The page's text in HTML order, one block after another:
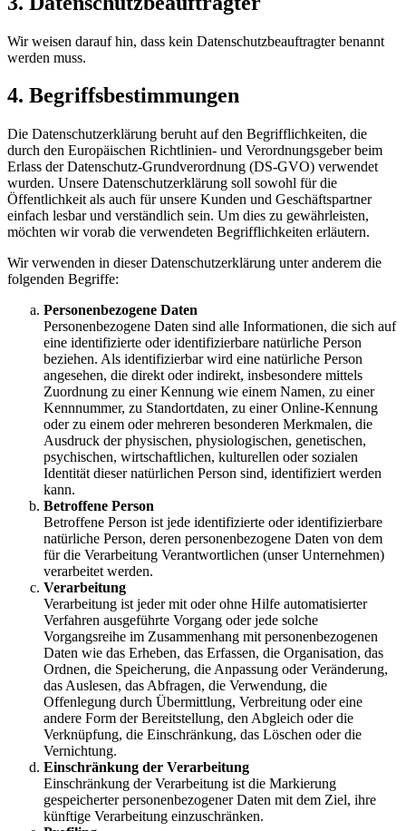
Wir weisen darauf hin, dass kein Datenschutzbeauftragter benannt
werden muss.
4. Begriffsbestimmungen
Die Datenschutzerklärung beruht auf den Begrifflichkeiten, die
durch den Europäischen Richtlinien- und Verordnungsgeber beim
Erlass der Datenschutz-Grundverordnung (DS-GVO) verwendet
wurden. Unsere Datenschutzerklärung soll sowohl für die
Öffentlichkeit als auch für unsere Kunden und Geschäftspartner
einfach lesbar und verständlich sein. Um dies zu gewährleisten,
möchten wir vorab die verwendeten Begrifflichkeiten erläutern.
Wir verwenden in dieser Datenschutzerklärung unter anderem die
folgenden Begriffe:
Personenbezogene Daten
Personenbezogene Daten sind alle Informationen, die sich auf
eine identifizierte oder identifizierbare natürliche Person
beziehen. Als identifizierbar wird eine natürliche Person
angesehen, die direkt oder indirekt, insbesondere mittels
Zuordnung zu einer Kennung wie einem Namen, zu einer
Kennnummer, zu Standortdaten, zu einer Online-Kennung
oder zu einem oder mehreren besonderen Merkmalen, die
Ausdruck der physischen, physiologischen, genetischen,
psychischen, wirtschaftlichen, kulturellen oder sozialen
Identität dieser natürlichen Person sind, identifiziert werden
kann.
Betroffene Person
Betroffene Person ist jede identifizierte oder identifizierbare
natürliche Person, deren personenbezogene Daten von dem
für die Verarbeitung Verantwortlichen (unser Unternehmen)
verarbeitet werden.
Verarbeitung
Verarbeitung ist jeder mit oder ohne Hilfe automatisierter
Verfahren ausgeführte Vorgang oder jede solche
Vorgangsreihe im Zusammenhang mit personenbezogenen
Daten wie das Erheben, das Erfassen, die Organisation, das
Ordnen, die Speicherung, die Anpassung oder Veränderung,
das Auslesen, das Abfragen, die Verwendung, die
Offenlegung durch Übermittlung, Verbreitung oder eine
andere Form der Bereitstellung, den Abgleich oder die
Verknüpfung, die Einschränkung, das Löschen oder die
Vernichtung.
Einschränkung der Verarbeitung
Einschränkung der Verarbeitung ist die Markierung
gespeicherter personenbezogener Daten mit dem Ziel, ihre
künftige Verarbeitung einzuschränken.